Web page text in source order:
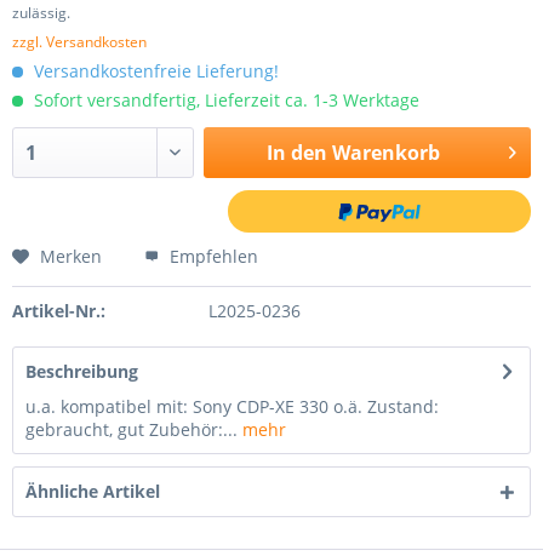
zulässig.
zzgl. Versandkosten
Versandkostenfreie Lieferung!
Sofort versandfertig, Lieferzeit ca. 1-3 Werktage
In den Warenkorb
Merken Empfehlen
Artikel-Nr.: L2025-0236
Beschreibung
u.a. kompatibel mit: Sony CDP-XE 330 o.ä. Zustand:
gebraucht, gut Zubehör:... mehr
Ähnliche Artikel